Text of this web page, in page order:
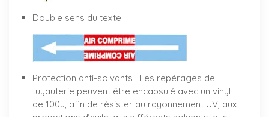
Double sens du texte
Protection anti-solvants : Les repérages de
tuyauterie peuvent être encapsulé avec un vinyl
de 100µ, afin de résister au rayonnement UV, aux